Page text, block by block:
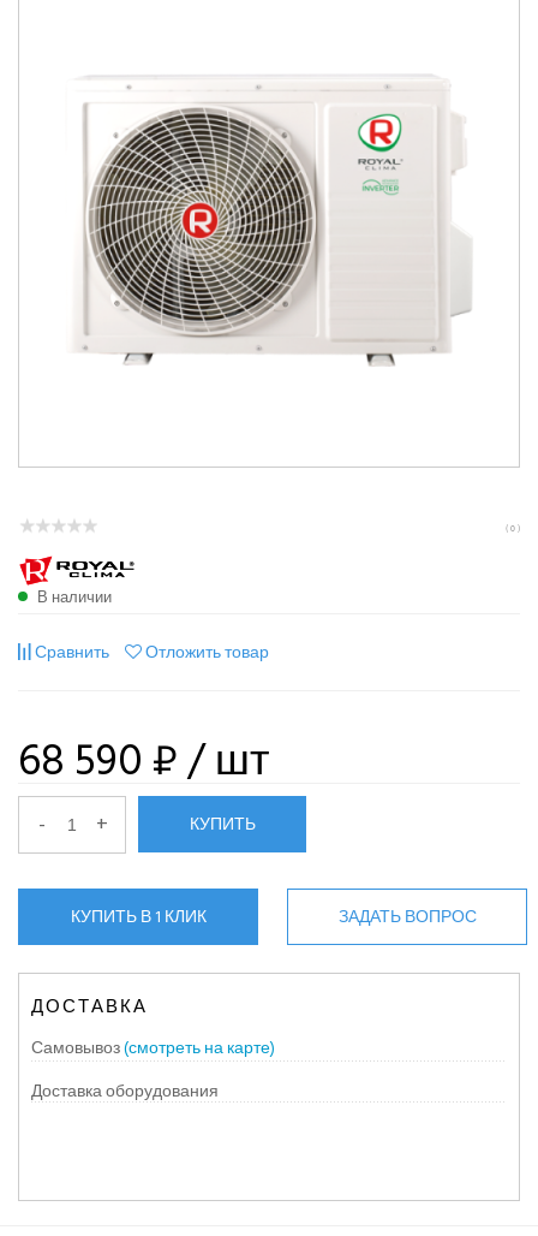
( 0 )
В наличии
Сравнить Отложить товар
68 590 ₽/ шт
- + КУПИТЬ
КУПИТЬ В 1 КЛИК ЗАДАТЬ ВОПРОС
ДОСТАВКА
Самовывоз(смотреть на карте)
Доставка оборудования